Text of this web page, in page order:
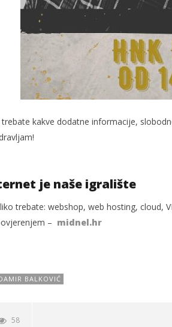
kakve dodatne informacije,
je naše igralište
trebate: webshop, web hosting, cloud,
– midnel.hr
BALKOVIĆ
58